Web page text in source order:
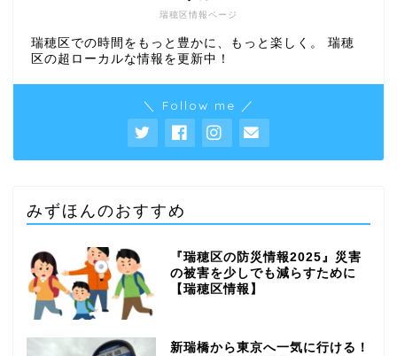
瑞穂区情報ページ
瑞穂区での時間をもっと豊かに、もっと楽しく。 瑞穂
区の超ローカルな情報を更新中！
＼ Follow me ／
みずほんのおすすめ
『瑞穂区の防災情報2025』災害
の被害を少しでも減らすために
【瑞穂区情報】
新瑞橋から東京へ一気に行ける！